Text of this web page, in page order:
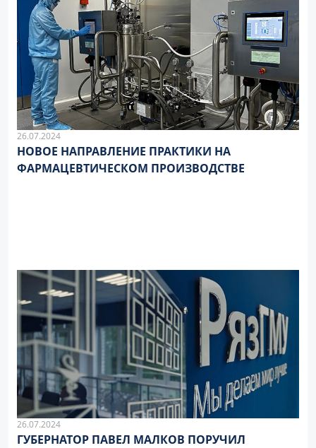
26.07.2024
НОВОЕ НАПРАВЛЕНИЕ ПРАКТИКИ НА
ФАРМАЦЕВТИЧЕСКОМ ПРОИЗВОДСТВЕ
26.07.2024
ГУБЕРНАТОР ПАВЕЛ МАЛКОВ ПОРУЧИЛ